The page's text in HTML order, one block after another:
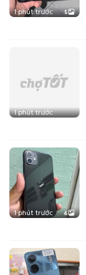
1 phút trước 5
1 phút trước
1 phút trước 6